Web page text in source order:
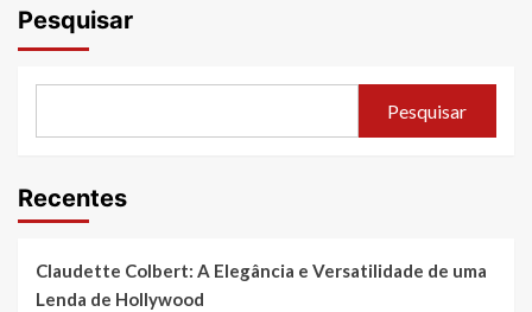
Pesquisar
Pesquisar
Recentes
Claudette Colbert: A Elegância e Versatilidade de uma
Lenda de Hollywood